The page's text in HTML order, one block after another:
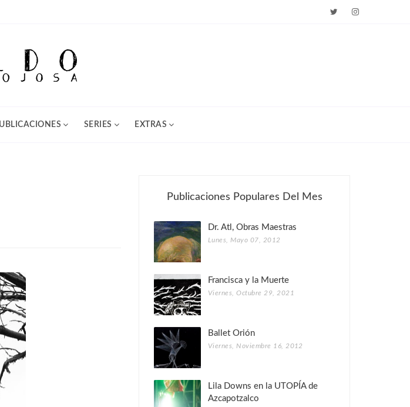
SERIES EXTRAS
Publicaciones Populares Del Mes
Dr. Atl, Obras Maestras
Lunes, Mayo 07, 2012
Francisca y la Muerte
Viernes, Octubre 29, 2021
Ballet Orión
Viernes, Noviembre 16, 2012
Lila Downs en la UTOPÍA de
Azcapotzalco